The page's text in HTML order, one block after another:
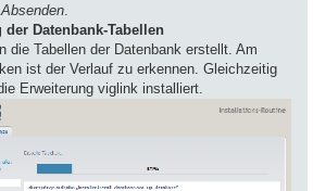
Absenden
der Datenbank-Tabellen
die Tabellen der Datenbank erstellt. Am
ist der Verlauf zu erkennen. Gleichzeitig
Erweiterung viglink installiert.